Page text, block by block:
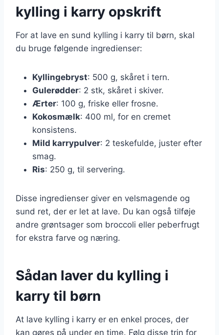
kylling i karry opskrift
For at lave en sund kylling i karry til børn, skal
du bruge følgende ingredienser:
Kyllingebryst: 500 g, skåret i tern.
Gulerødder: 2 stk, skåret i skiver.
Ærter: 100 g, friske eller frosne.
Kokosmælk: 400 ml, for en cremet
konsistens.
Mild karrypulver: 2 teskefulde, juster efter
smag.
Ris: 250 g, til servering.
Disse ingredienser giver en velsmagende og
sund ret, der er let at lave. Du kan også tilføje
andre grøntsager som broccoli eller peberfrugt
for ekstra farve og næring.
Sådan laver du kylling i
karry til børn
At lave kylling i karry er en enkel proces, der
kan gøres på under en time. Følg disse trin for